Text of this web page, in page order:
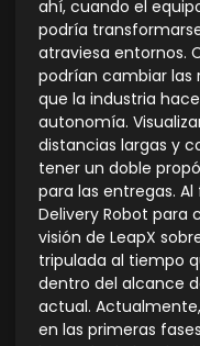
ahí, cuando el
podría
atraviesa entornos.
podrían cambiar las
que la industria
autonomía.
distancias largas y
tener un doble
para las entregas.
Delivery Robot para
visión de LeapX
tripulada al tiempo
dentro del alcance
actual.
en las primeras